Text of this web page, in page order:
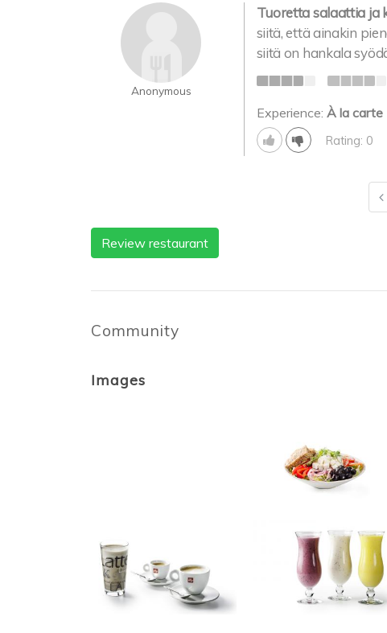
Anonymous
Tuoretta salaattia ja
siitä, että ainakin
siitä on hankala
Experience: À la carte
Rating: 0
Review restaurant
Community
Images